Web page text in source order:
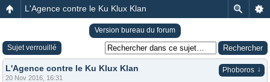
L'Agence contre le Ku Klux Klan
Version bureau du forum
Sujet verrouillé
Phoboros ↓
L'Agence contre le Ku Klux Klan
20 Nov 2016, 16:31